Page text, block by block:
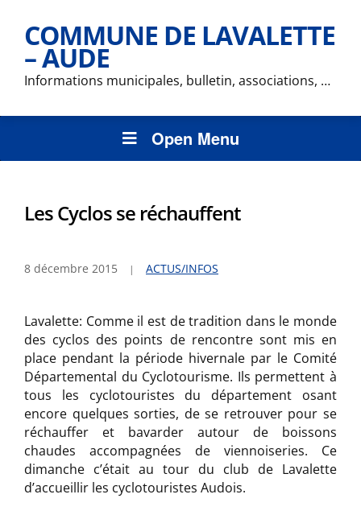
COMMUNE DE LAVALETTE
– AUDE
Informations municipales, bulletin, associations, …
Open Menu
Les Cyclos se réchauffent
8 décembre 2015 ACTUS/INFOS
Lavalette: Comme il est de tradition dans le monde
des cyclos des points de rencontre sont mis en
place pendant la période hivernale par le Comité
Départemental du Cyclotourisme. Ils permettent à
tous les cyclotouristes du département osant
encore quelques sorties, de se retrouver pour se
réchauffer et bavarder autour de boissons
chaudes accompagnées de viennoiseries. Ce
dimanche c’était au tour du club de Lavalette
d’accueillir les cyclotouristes Audois.